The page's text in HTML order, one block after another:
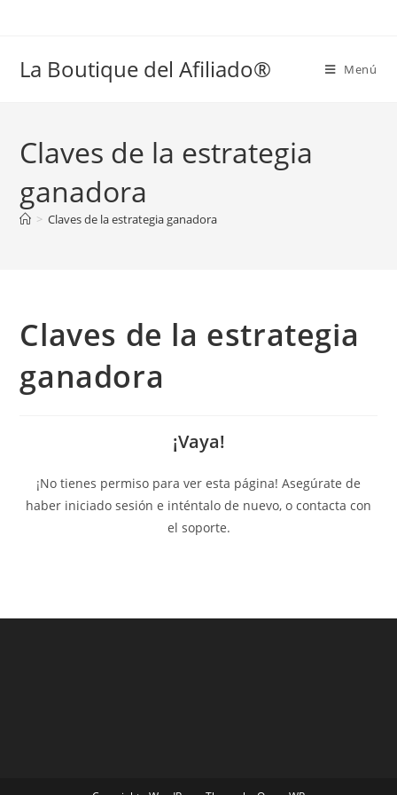
La Boutique del Afiliado® Menú
Claves de la estrategia
ganadora
> Claves de la estrategia ganadora
Claves de la estrategia
ganadora
¡Vaya!
¡No tienes permiso para ver esta página! Asegúrate de
haber iniciado sesión e inténtalo de nuevo, o contacta con
el soporte.